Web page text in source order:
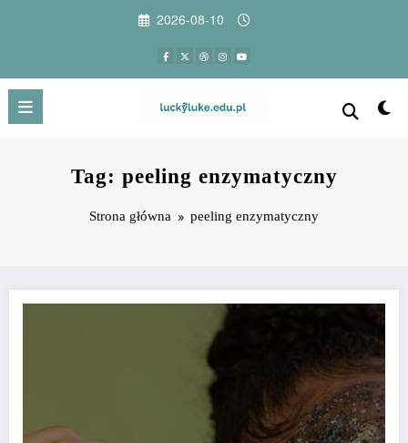
2026-08-10
Tag: peeling enzymatyczny
Strona główna peeling enzymatyczny